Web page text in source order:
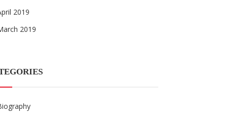
2019
2019